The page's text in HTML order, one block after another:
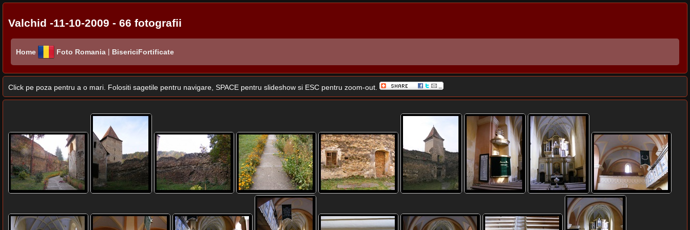
Valchid -11-10-2009 - 66 fotografii
Home Foto Romania | BisericiFortificate
Click pe poza pentru a o mari. Folositi sagetile pentru navigare, SPACE pentru slideshow si ESC pentru zoom-out.